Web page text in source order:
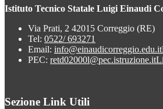
Istituto Tecnico Statale Luigi Einaudi
Via Prati, 2 42015 Correggio (RE)
Tel: 0522/ 693271
Email: info@einaudicorreggio.edu.it
PEC: retd02000l@pec.istruzione.it
Sezione Link Utili